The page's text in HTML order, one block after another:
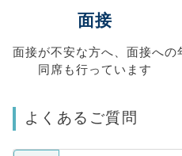
面接
面接が不安な方へ、 面接への
同席も行っています
よくあるご質問